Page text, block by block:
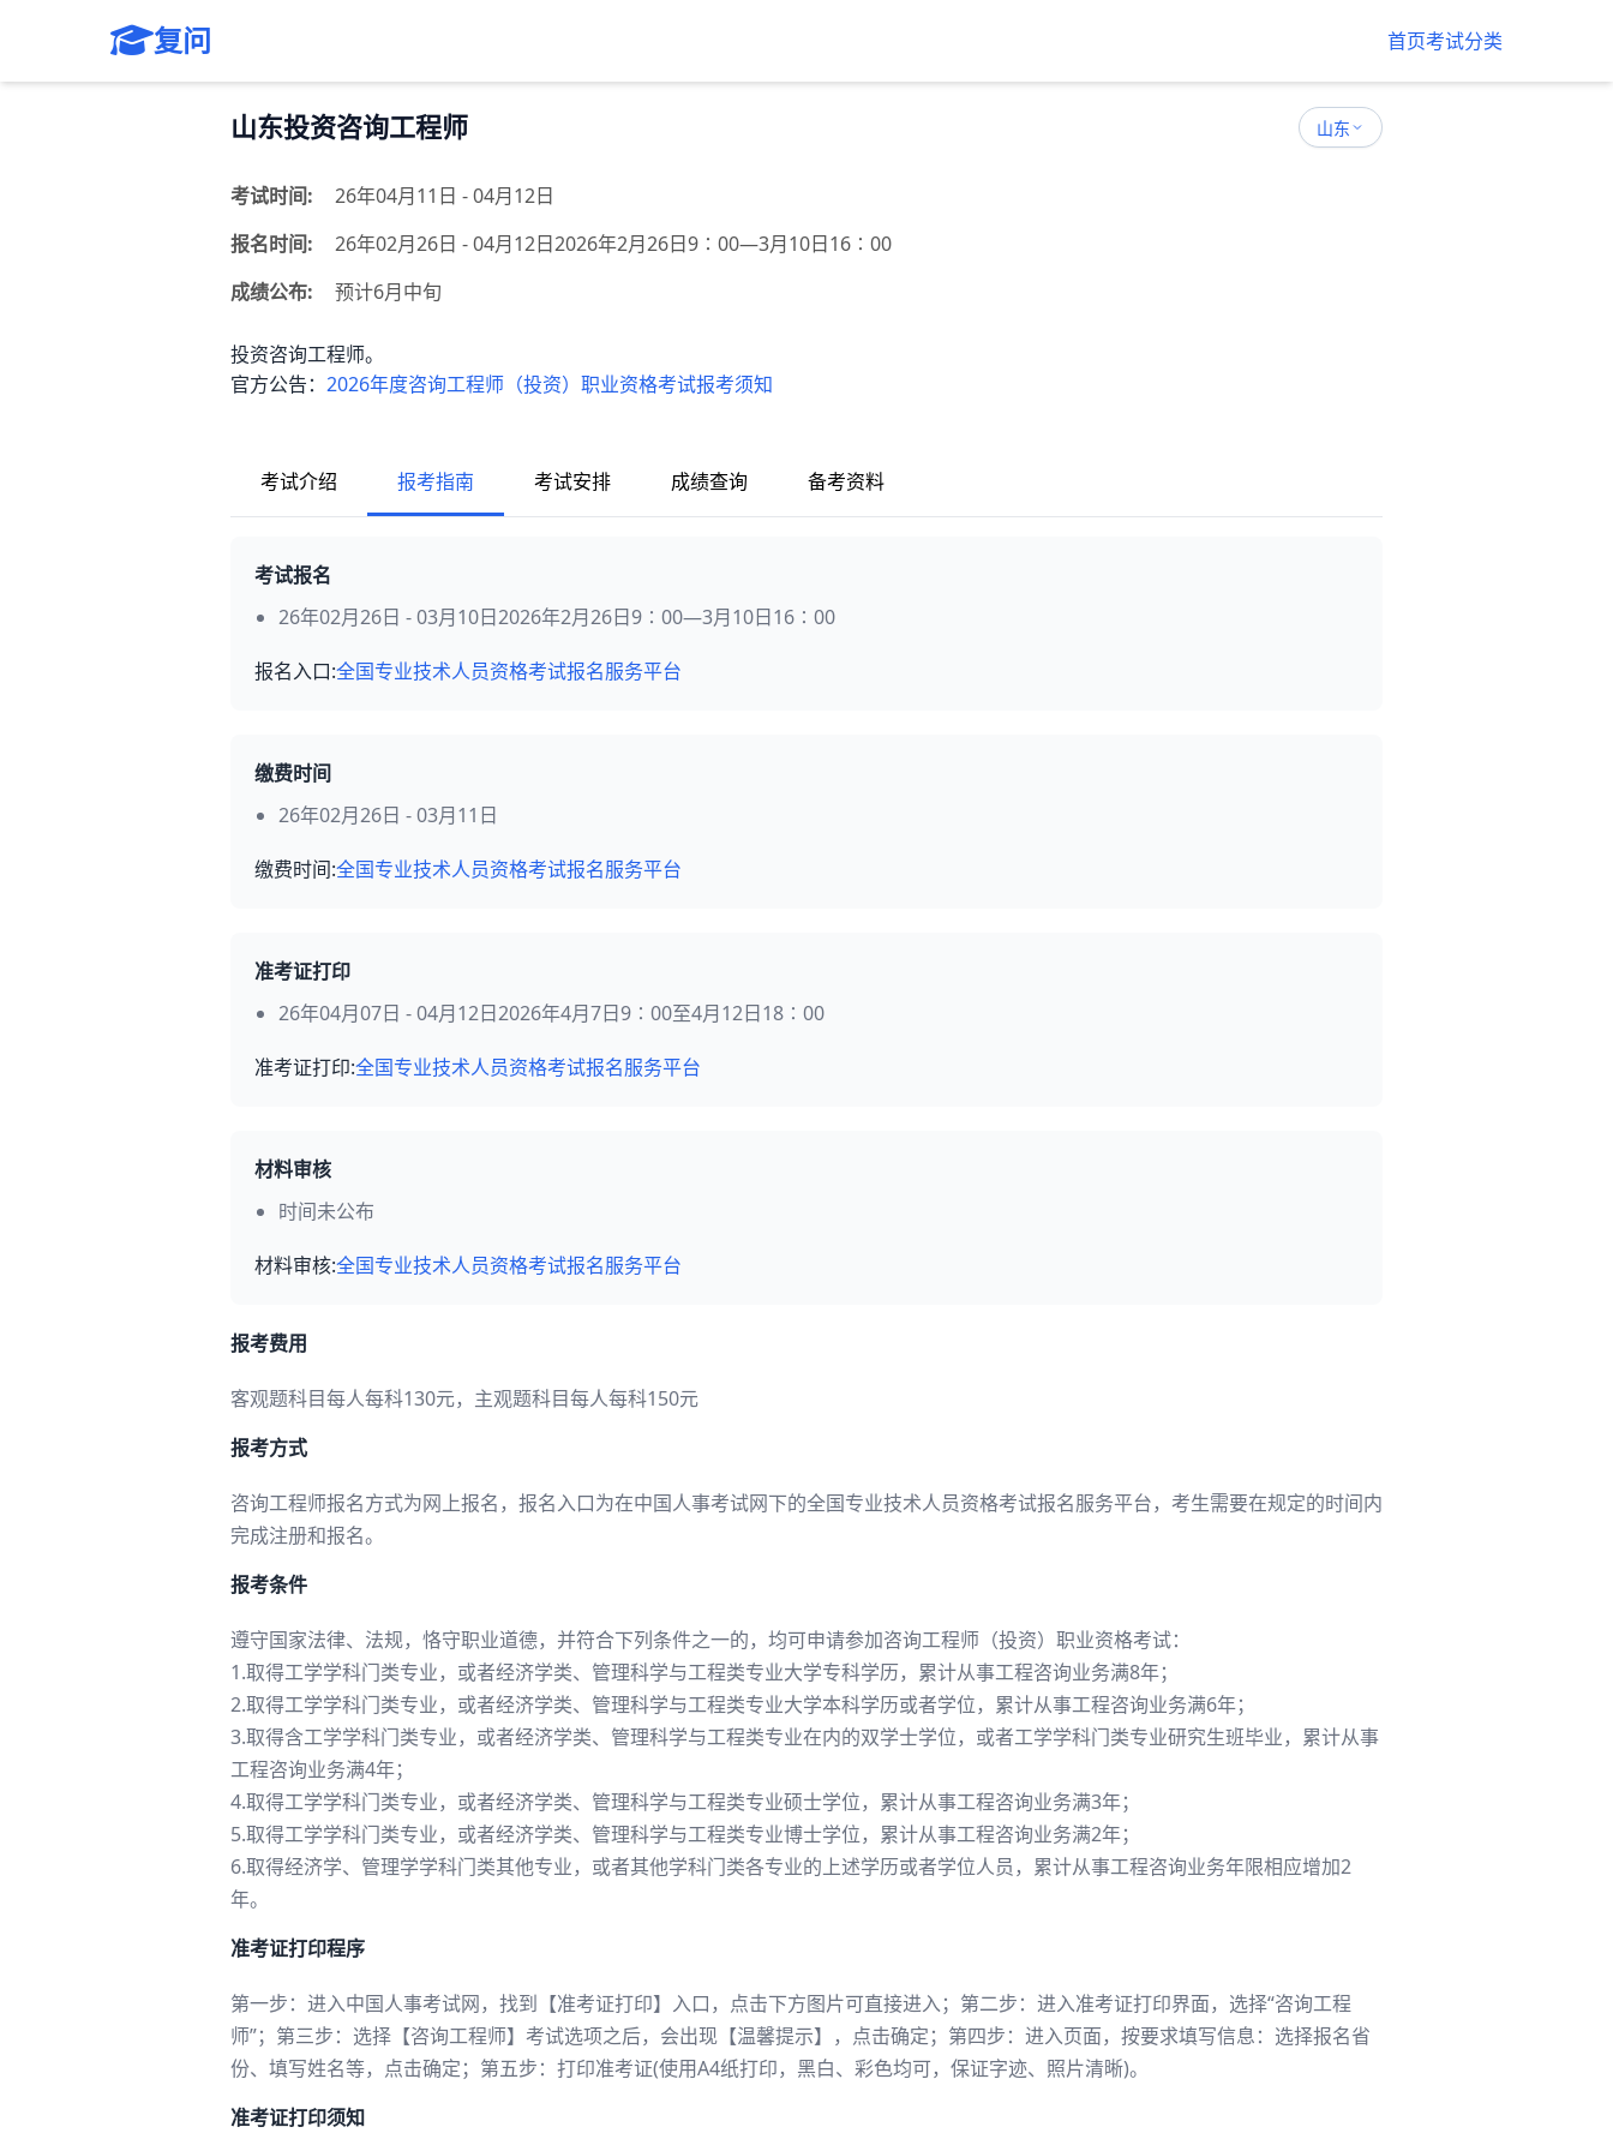
复问 首页考试分类
山东投资咨询工程师 山东
考试时间:
26年04月11日 - 04月12日
报名时间:
26年02月26日 - 04月12日2026年2月26日9∶00—3月10日16∶00
成绩公布:
预计6月中旬
投资咨询工程师。
官方公告： 2026年度咨询工程师（投资）职业资格考试报考须知
考试介绍 报考指南 考试安排 成绩查询 备考资料
考试报名
26年02月26日 - 03月10日2026年2月26日9∶00—3月10日16∶00
报名入口:全国专业技术人员资格考试报名服务平台
缴费时间
26年02月26日 - 03月11日
缴费时间:全国专业技术人员资格考试报名服务平台
准考证打印
26年04月07日 - 04月12日2026年4月7日9∶00至4月12日18∶00
准考证打印:全国专业技术人员资格考试报名服务平台
材料审核
时间未公布
材料审核:全国专业技术人员资格考试报名服务平台
报考费用
客观题科目每人每科130元，主观题科目每人每科150元
报考方式
咨询工程师报名方式为网上报名，报名入口为在中国人事考试网下的全国专业技术人员资格考试报名服务平台，考生需要在规定的时间内
完成注册和报名。
报考条件
遵守国家法律、法规，恪守职业道德，并符合下列条件之一的，均可申请参加咨询工程师（投资）职业资格考试：
1.取得工学学科门类专业，或者经济学类、管理科学与工程类专业大学专科学历，累计从事工程咨询业务满8年；
2.取得工学学科门类专业，或者经济学类、管理科学与工程类专业大学本科学历或者学位，累计从事工程咨询业务满6年；
3.取得含工学学科门类专业，或者经济学类、管理科学与工程类专业在内的双学士学位，或者工学学科门类专业研究生班毕业，累计从事
工程咨询业务满4年；
4.取得工学学科门类专业，或者经济学类、管理科学与工程类专业硕士学位，累计从事工程咨询业务满3年；
5.取得工学学科门类专业，或者经济学类、管理科学与工程类专业博士学位，累计从事工程咨询业务满2年；
6.取得经济学、管理学学科门类其他专业，或者其他学科门类各专业的上述学历或者学位人员，累计从事工程咨询业务年限相应增加2
年。
准考证打印程序
第一步：进入中国人事考试网，找到【准考证打印】入口，点击下方图片可直接进入；第二步：进入准考证打印界面，选择“咨询工程
师”；第三步：选择【咨询工程师】考试选项之后，会出现【温馨提示】，点击确定；第四步：进入页面，按要求填写信息：选择报名省
份、填写姓名等，点击确定；第五步：打印准考证(使用A4纸打印，黑白、彩色均可，保证字迹、照片清晰)。
准考证打印须知